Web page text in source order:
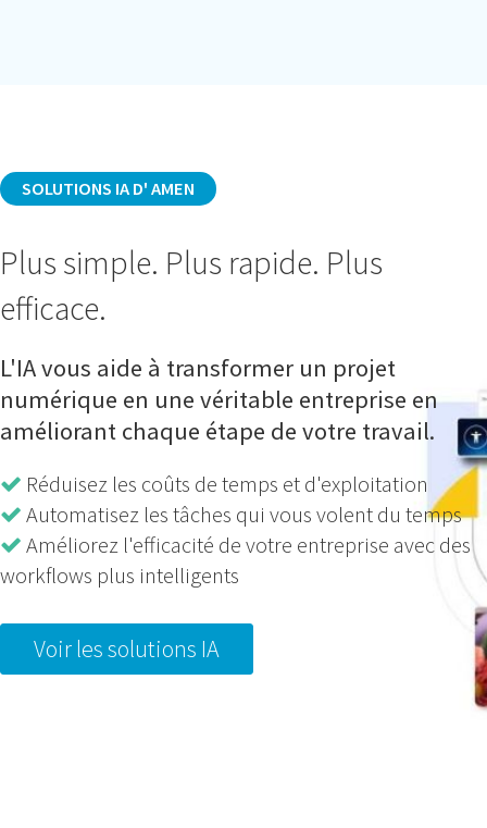
SOLUTIONS IA D' AMEN
Plus simple. Plus rapide. Plus
efficace.
L'IA vous aide à transformer un projet
numérique en une véritable entreprise en
améliorant chaque étape de votre travail.
Réduisez les coûts de temps et d'exploitation
Automatisez les tâches qui vous volent du temps
Améliorez l'efficacité de votre entreprise avec des
workflows plus intelligents
Voir les solutions IA